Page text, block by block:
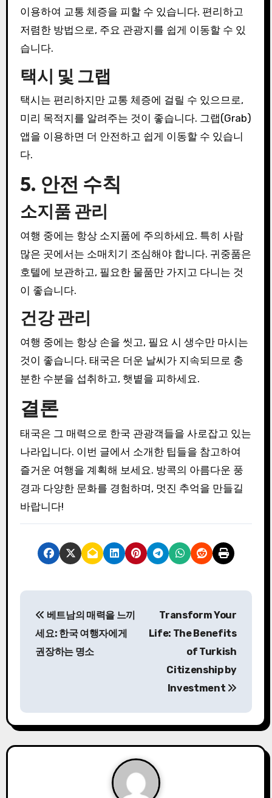
이용하여 교통 체증을 피할 수 있습니다. 편리하고
저렴한 방법으로, 주요 관광지를 쉽게 이동할 수 있
습니다.
택시 및 그랩
택시는 편리하지만 교통 체증에 걸릴 수 있으므로,
미리 목적지를 알려주는 것이 좋습니다. 그랩(Grab)
앱을 이용하면 더 안전하고 쉽게 이동할 수 있습니
다.
5. 안전 수칙
소지품 관리
여행 중에는 항상 소지품에 주의하세요. 특히 사람
많은 곳에서는 소매치기 조심해야 합니다. 귀중품은
호텔에 보관하고, 필요한 물품만 가지고 다니는 것
이 좋습니다.
건강 관리
여행 중에는 항상 손을 씻고, 필요 시 생수만 마시는
것이 좋습니다. 태국은 더운 날씨가 지속되므로 충
분한 수분을 섭취하고, 햇볕을 피하세요.
결론
태국은 그 매력으로 한국 관광객들을 사로잡고 있는
나라입니다. 이번 글에서 소개한 팁들을 참고하여
즐거운 여행을 계획해 보세요. 방콕의 아름다운 풍
경과 다양한 문화를 경험하며, 멋진 추억을 만들길
바랍니다!
P
a
v
베트남의 매력을 느끼
세요: 한국 여행자에게
권장하는 명소
Transform Your
Life: The Benefits
of Turkish
Citizenship by
Investment